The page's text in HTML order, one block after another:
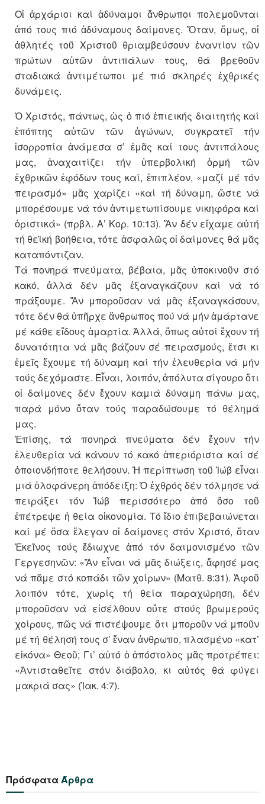
Οἱ ἀρχάριοι καί ἀδύναμοι ἄνθρωποι πολεμοῦνται
ἀπό τους πιό ἀδύναμους δαίμονες. Ὅταν, ὅμως, οἱ
ἀθλητές τοῦ Χριστοῦ θριαμβεύσουν ἐναντίον τῶν
πρώτων αὐτῶν ἀντιπάλων τους, θά βρεθοῦν
σταδιακά ἀντιμέτωποι μέ πιό σκληρές ἐχθρικές
δυνάμεις.
Ὁ Χριστός, πάντως, ὡς ὁ πιό ἑπιεικής διαιτητής καί
ἐπόπτης αὐτῶν τῶν ἀγώνων, συγκρατεῖ τήν
ἰσορροπία ἀνάμεσα σ’ ἐμᾶς καί τους ἀντιπάλους
μας, ἀναχαιτίζει τήν ὑπερβολική ὁρμή τῶν
ἐχθρικῶν ἐφόδων τους καί, ἐπιπλέον, «μαζί μέ τόν
πειρασμό» μᾶς χαρίζει «καί τή δύναμη, ὥστε νά
μπορέσουμε νά τόν ἀντιμετωπίσουμε νικηφόρα καί
ὁριστικά» (πρβλ. Α’ Κορ. 10:13). Ἄν δέν εἴχαμε αὐτή
τή θεϊκή βοήθεια, τότε ἀσφαλῶς οἱ δαίμονες θά μᾶς
καταπόντιζαν.
Τά πονηρά πνεύματα, βέβαια, μᾶς ὑποκινοῦν στό
κακό, ἀλλά δέν μᾶς ἐξαναγκάζουν καί νά τό
πράξουμε. Ἄν μποροῦσαν νά μᾶς ἐξαναγκάσουν,
τότε δέν θά ὑπῆρχε ἄνθρωπος πού νά μήν ἁμάρτανε
μέ κάθε εἴδους ἁμαρτία. Ἀλλά, ὅπως αὐτοί ἔχουν τή
δυνατότητα νά μᾶς βάζουν σέ πειρασμούς, ἔτσι κι
ἐμεῖς ἔχουμε τή δύναμη καί τήν ἐλευθερία νά μήν
τούς δεχόμαστε. Εἶναι, λοιπόν, ἀπόλυτα σίγουρο ὅτι
οἱ δαίμονες δέν ἔχουν καμιά δύναμη πάνω μας,
παρά μόνο ὅταν τούς παραδώσουμε τό θέλημά
μας.
Ἐπίσης, τά πονηρά πνεύματα δέν ἔχουν τήν
ἐλευθερία νά κάνουν τό κακό ἀπεριόριστα καί σέ
ὁποιονδήποτε θελήσουν. Ἡ περίπτωση τοῦ Ἰώβ εἶναι
μιά ὁλοφάνερη ἀπόδειξη: Ὁ ἐχθρός δέν τόλμησε νά
πειράξει τόν Ἰώβ περισσότερο ἀπό ὅσο τοῦ
ἐπέτρεψε ἡ θεία οἰκονομία. Τό ἴδιο ἐπιβεβαιώνεται
καί μέ ὅσα ἔλεγαν οἱ δαίμονες στόν Χριστό, ὅταν
Ἐκεῖνος τούς ἔδιωχνε ἀπό τόν δαιμονισμένο τῶν
Γεργεσηνῶν: «Ἄν εἶναι νά μᾶς διώξεις, ἄφησέ μας
νά πᾶμε στό κοπάδι τῶν χοίρων» (Ματθ. 8:31). Ἀφοῦ
λοιπόν τότε, χωρίς τή θεία παραχώρηση, δέν
μποροῦσαν νά εἰσέλθουν οὔτε στούς βρωμερούς
χοίρους, πῶς νά πιστέψουμε ὅτι μποροῦν νά μποῦν
μέ τή θέλησή τους σ’ ἕναν ἀνθρωπο, πλασμένο «κατ’
εἰκόνα» Θεοῦ; Γι’ αὐτό ὁ ἀπόστολος μᾶς προτρέπει:
«Ἀντισταθεῖτε στόν διάβολο, κι αὐτός θά φύγει
μακριά σας» (Ἰακ. 4:7).
ΠρόσφαταΆρθρα